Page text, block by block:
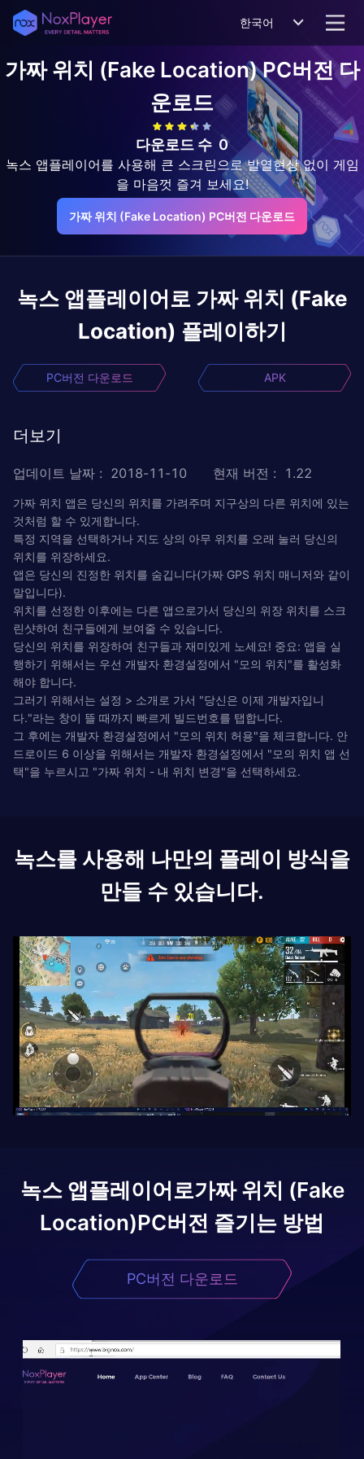
한국어
가짜 위치 (Fake Location)PC버전 다
운로드
다운로드 수 0
녹스 앱플레이어를 사용해 큰 스크린으로 발열현상 없이 게임
을 마음껏 즐겨 보세요!
가짜 위치 (Fake Location) PC버전 다운로드
녹스 앱플레이어로 가짜 위치 (Fake
Location) 플레이하기
PC버전 다운로드 APK
더보기
업데이트 날짜 : 2018-11-10 현재 버전 : 1.22
가짜 위치 앱은 당신의 위치를 가려주며 지구상의 다른 위치에 있는
것처럼 할 수 있게합니다.
특정 지역을 선택하거나 지도 상의 아무 위치를 오래 눌러 당신의
위치를 위장하세요.
앱은 당신의 진정한 위치를 숨깁니다(가짜 GPS 위치 매니저와 같이
말입니다).
위치를 선정한 이후에는 다른 앱으로가서 당신의 위장 위치를 스크
린샷하여 친구들에게 보여줄 수 있습니다.
당신의 위치를 위장하여 친구들과 재미있게 노세요! 중요: 앱을 실
행하기 위해서는 우선 개발자 환경설정에서 "모의 위치"를 활성화
해야 합니다.
그러기 위해서는 설정 > 소개로 가서 "당신은 이제 개발자입니
다."라는 창이 뜰 때까지 빠르게 빌드번호를 탭합니다.
그 후에는 개발자 환경설정에서 "모의 위치 허용"을 체크합니다. 안
드로이드 6 이상을 위해서는 개발자 환경설정에서 "모의 위치 앱 선
택"을 누르시고 "가짜 위치 - 내 위치 변경"을 선택하세요.
녹스를 사용해 나만의 플레이 방식을
만들 수 있습니다.
녹스 앱플레이어로가짜 위치 (Fake
Location)PC버전 즐기는 방법
PC버전 다운로드